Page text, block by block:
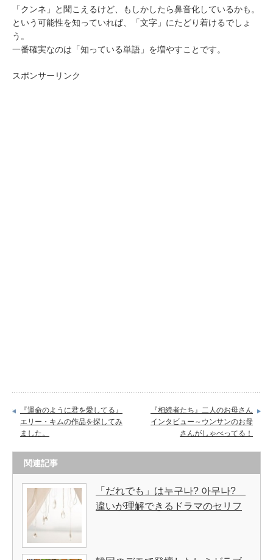
「クンネ」と聞こえるけど、もしかしたら鼻音化しているかも。
という可能性を知っていれば、「文字」にたどり着けるでしょ
う。
一番確実なのは「知っている単語」を増やすことです。
スポンサーリンク
『運命のように君を愛してる』
エリー・キムの作品を探してみ
ました。
『相続者たち』二人のお母さん
インタビュー～ウンサンのお母
さんがしゃべってる！
関連記事
「だれでも」は누구나? 아무나?
違いが理解できるドラマのセリフ